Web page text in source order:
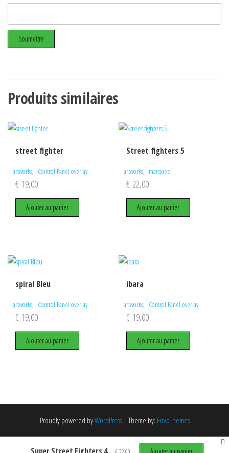
Produits similaires
street fighter
artworks, Control Panel overlay
€ 19,00
Ajouter au panier
Street fighters 5
artworks, marquee
€ 22,00
Ajouter au panier
spiral Bleu
artworks, Control Panel overlay
€ 19,00
Ajouter au panier
ibara
artworks, Control Panel overlay
€ 19,00
Ajouter au panier
Proudly powered byWordPress | Theme by: EnvoThemes
Super Street Fighters 4 Ajouter au panier